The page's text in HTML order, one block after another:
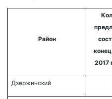
Район
конец
2017
Дзержинский